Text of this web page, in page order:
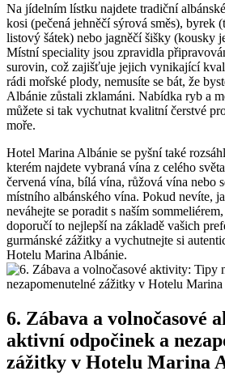
Na jídelním lístku najdete⁣ tradiční
kosi (pečená⁣ jehněčí sýrová⁢ směs), byrek
⁢listový šátek) nebo⁤ jagněčí⁢ šišky (kousky
Místní speciality jsou zpravidla⁣
surovin, což ‌zajišťuje jejich vynikající⁤
rádi mořské plody, nemusíte ⁢se ⁣bát, že
Albánie zůstali zklamáni.‍ Nabídka ryb ‍a
můžete si⁣ tak ​vychutnat kvalitní čerstvé
moře.
Hotel Marina Albánie se ⁤pyšní také
kterém najdete⁤ vybraná ‌vína ⁢z‍ celého
červená⁤ vína,⁣ bílá vína, ⁢růžová vína nebo
místního albánského vína. Pokud nevíte,
neváhejte se poradit s‍ naším
doporučí to⁣ nejlepší na základě vašich
gurmánské⁤ zážitky⁣ a​ vychutnejte si
Hotelu ⁣Marina Albánie.
6. Zábava​ a ⁤volnočasové
aktivní odpočinek​ a
zážitky v Hotelu Marina